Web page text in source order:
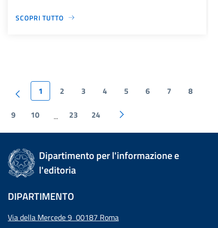
SCOPRI TUTTO
1 2 3 4 5 6 7 8
9 10 ... 23 24
Dipartimento per l'informazione e
l'editoria
DIPARTIMENTO
Via della Mercede 9 00187 Roma